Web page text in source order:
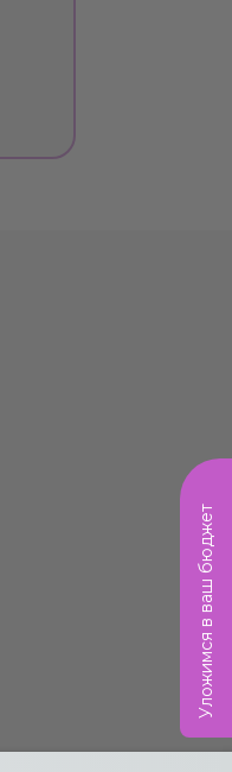
Уложимся в ваш бюджет